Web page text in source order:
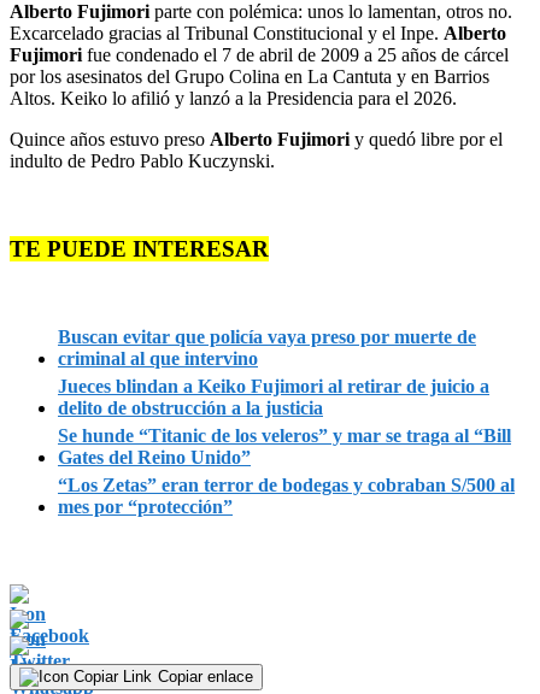
Alberto Fujimori parte con polémica: unos lo lamentan, otros no.
Excarcelado gracias al Tribunal Constitucional y el Inpe. Alberto
Fujimori fue condenado el 7 de abril de 2009 a 25 años de cárcel
por los asesinatos del Grupo Colina en La Cantuta y en Barrios
Altos. Keiko lo afilió y lanzó a la Presidencia para el 2026.
Quince años estuvo preso Alberto Fujimori y quedó libre por el
indulto de Pedro Pablo Kuczynski.
TE PUEDE INTERESAR
Buscan evitar que policía vaya preso por muerte de
criminal al que intervino
Jueces blindan a Keiko Fujimori al retirar de juicio a
delito de obstrucción a la justicia
Se hunde “Titanic de los veleros” y mar se traga al “Bill
Gates del Reino Unido”
“Los Zetas” eran terror de bodegas y cobraban S/500 al
mes por “protección”
Copiar enlace